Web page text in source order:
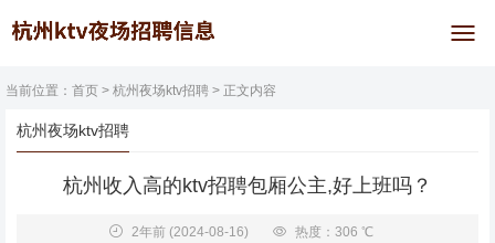
当前位置： 首页 > 杭州夜场ktv招聘 > 正文内容
杭州夜场ktv招聘
杭州收入高的ktv招聘包厢公主,好上班吗？
2年前(2024-08-16) 热度：306 ℃